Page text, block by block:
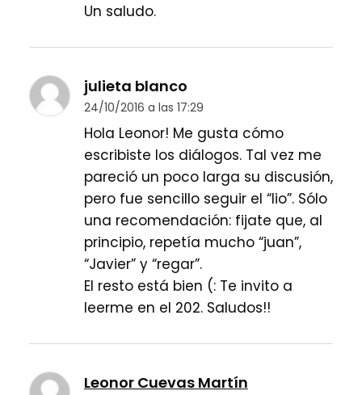
Un saludo.
julieta blanco
24/10/2016 a las 17:29
Hola Leonor! Me gusta cómo
escribiste los diálogos. Tal vez me
pareció un poco larga su discusión,
pero fue sencillo seguir el “lio”. Sólo
una recomendación: fijate que, al
principio, repetía mucho “juan”,
“Javier” y “regar”.
El resto está bien (: Te invito a
leerme en el 202. Saludos!!
Leonor Cuevas Martín